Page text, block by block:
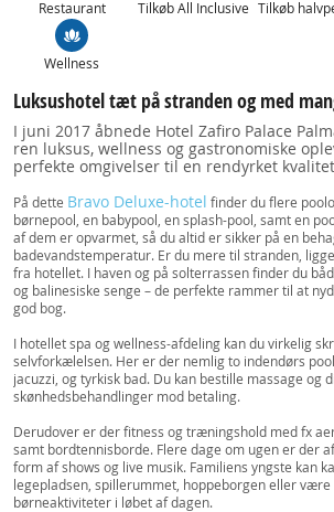
Restaurant Tilkøb All Inclusive Tilkøb
Wellness
Luksushotel tæt på stranden og med
I juni 2017 åbnede Hotel Zafiro Palace
ren luksus, wellness og gastronomiske
perfekte omgivelser til en rendyrket
På dette Bravo Deluxe-hotel finder du flere
børnepool, en babypool, en splash-pool, samt en
af dem er opvarmet, så du altid er sikker på en
badevandstemperatur. Er du mere til stranden,
fra hotellet. I haven og på solterrassen finder du
og balinesiske senge – de perfekte rammer til at
god bog.
I hotellet spa og wellness-afdeling kan du virkelig
selvforkælelsen. Her er der nemlig to indendørs
jacuzzi, og tyrkisk bad. Du kan bestille massage og
skønhedsbehandlinger mod betaling.
Derudover er der fitness og træningshold med fx
samt bordtennisborde. Flere dage om ugen er der
form af shows og live musik. Familiens yngste kan
legepladsen, spillerummet, hoppeborgen eller
børneaktiviteter i løbet af dagen.